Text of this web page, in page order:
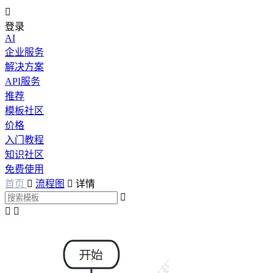

登录
AI
企业服务
解决方案
API服务
推荐
模板社区
价格
入门教程
知识社区
免费使用
首页  流程图  详情

 